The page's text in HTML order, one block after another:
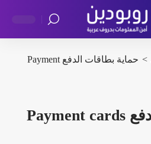
>
حماية بطاقات الدفع Payment
حماية بطاقات الدفع Payment cards